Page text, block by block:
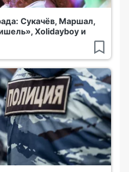
Сукачёв, Маршал,
Xolidayboy и